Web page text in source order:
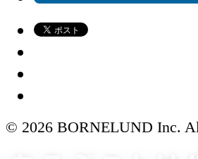
© 2026 BORNELUND Inc.